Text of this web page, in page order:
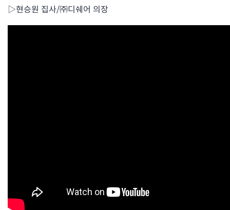
▷현승원 집사/㈜디쉐어 의장